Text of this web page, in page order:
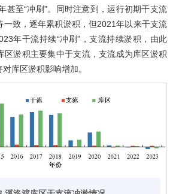
甚至“冲刷”。同时注意到，运行初期干支流
一致，逐年累积淤积，但2021年以来干支流
年干流持续“冲刷”，支流持续淤积，由此
区淤积主要集中于支流，支流成为库区淤积
库区淤积影响增加。